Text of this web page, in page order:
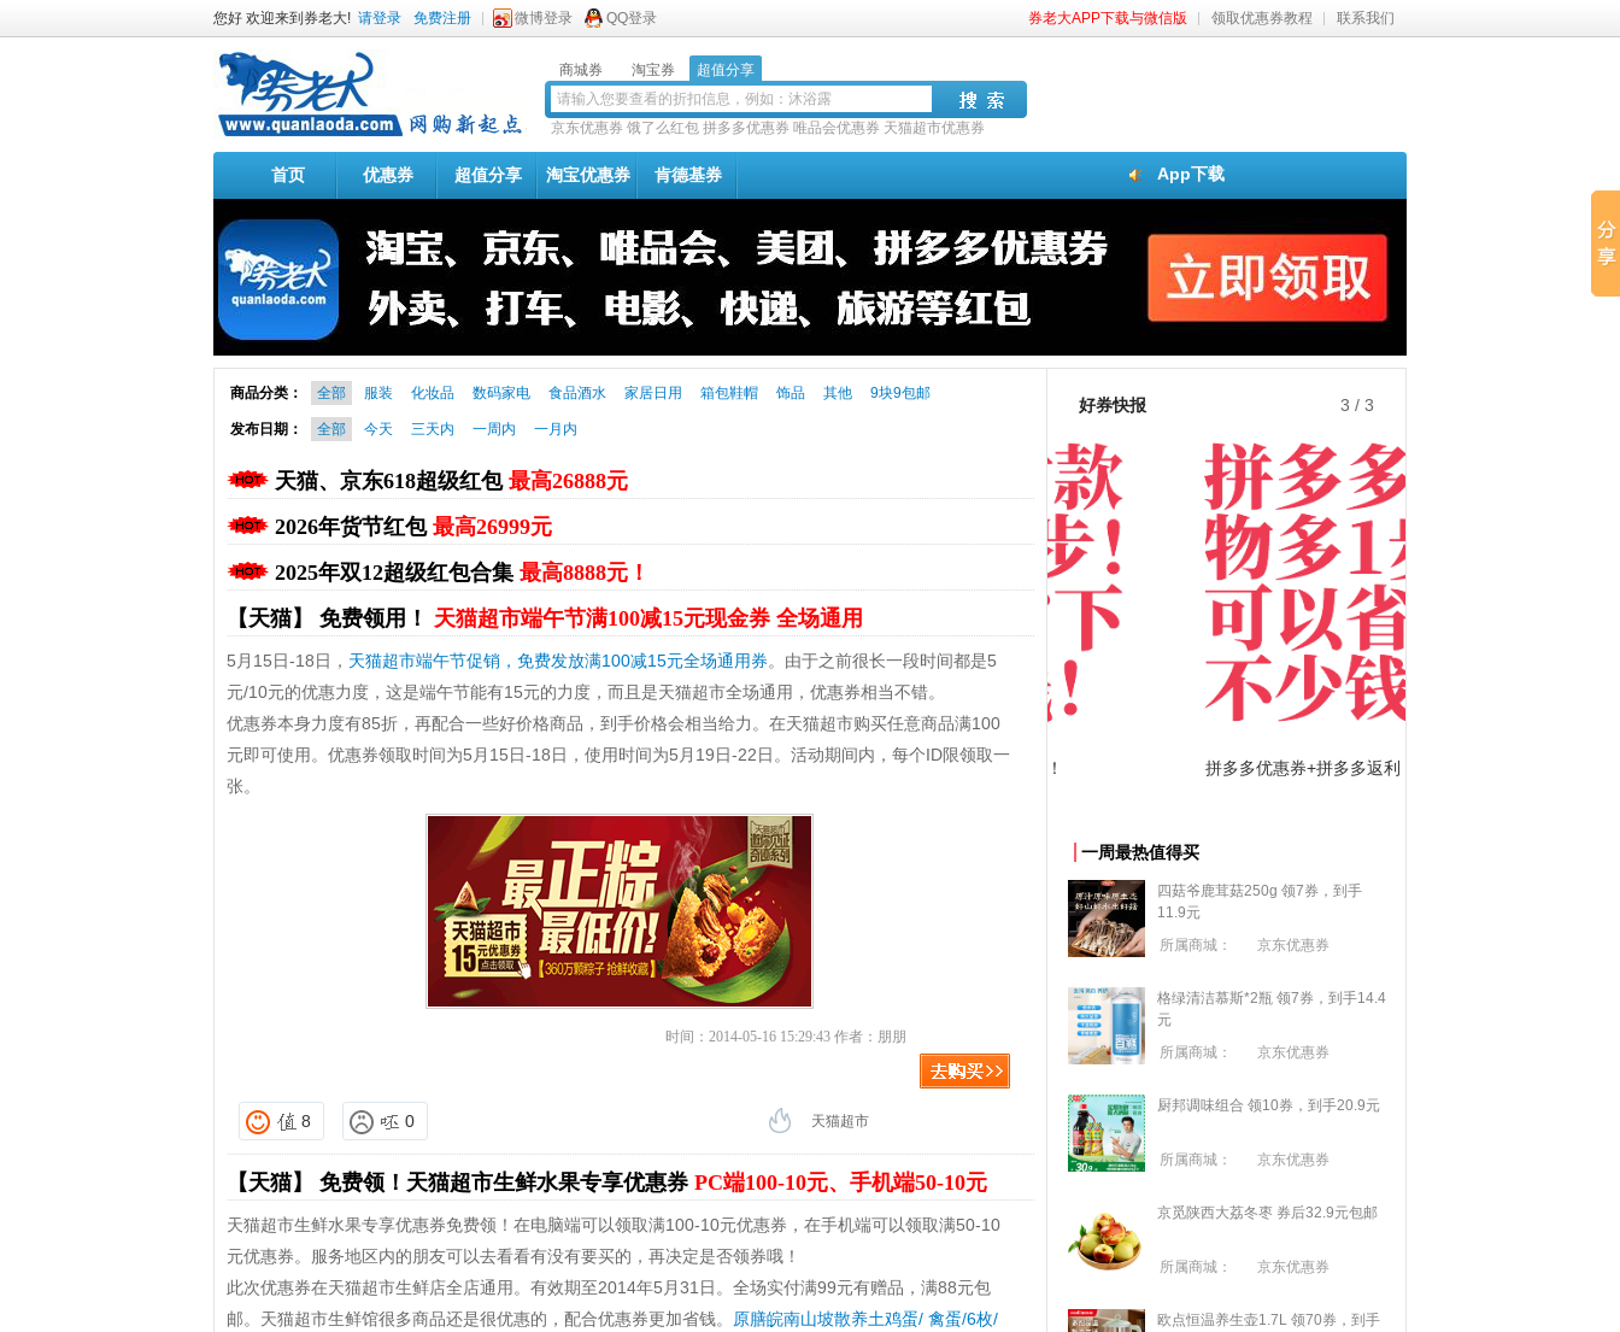
您好 欢迎来到券老大! 请登录 免费注册 微博登录 QQ登录 券老大APP下载与微信版 领取优惠券教程 联系我们
商城券 淘宝券 超值分享
京东优惠券 饿了么红包 拼多多优惠券 唯品会优惠券 天猫超市优惠券
App下载
首页 优惠券 超值分享 淘宝优惠券 肯德基券
商品分类： 全部 服装 化妆品 数码家电 食品酒水 家居日用 箱包鞋帽 饰品 其他 9块9包邮
发布日期： 全部 今天 三天内 一周内 一月内
天猫、京东618超级红包 最高26888元
2026年货节红包 最高26999元
2025年双12超级红包合集 最高8888元！
【天猫】 免费领用！ 天猫超市端午节满100减15元现金券 全场通用
5月15日-18日， 天猫超市端午节促销，免费发放满100减15元全场通用券。由于之前很长一段时间都是5
元/10元的优惠力度，这是端午节能有15元的力度，而且是天猫超市全场通用，优惠券相当不错。
优惠券本身力度有85折，再配合一些好价格商品，到手价格会相当给力。在天猫超市购买任意商品满100
元即可使用。优惠券领取时间为5月15日-18日，使用时间为5月19日-22日。活动期间内，每个ID限领取一
张。
时间：2014-05-16 15:29:43 作者：朋朋
8 0 天猫超市
【天猫】 免费领！天猫超市生鲜水果专享优惠券 PC端100-10元、手机端50-10元
天猫超市生鲜水果专享优惠券免费领！在电脑端可以领取满100-10元优惠券，在手机端可以领取满50-10
元优惠券。服务地区内的朋友可以去看看有没有要买的，再决定是否领券哦！
此次优惠券在天猫超市生鲜店全店通用。有效期至2014年5月31日。全场实付满99元有赠品，满88元包
邮。天猫超市生鲜馆很多商品还是很优惠的，配合优惠券更加省钱。
原膳皖南山坡散养土鸡蛋/ 禽蛋/6枚/
好券快报 3 / 3
淘宝优惠券+淘宝返利 京东优惠券与京东返利红包！ 拼多多优惠券+拼多多返利
一周最热值得买
四菇爷鹿茸菇250g 领7券，到手
11.9元
所属商城：
京东优惠券
格绿清洁慕斯*2瓶 领7券，到手14.4
元
所属商城：
京东优惠券
厨邦调味组合 领10券，到手20.9元
所属商城： 京东优惠券
京觅陕西大荔冬枣 券后32.9元包邮
所属商城： 京东优惠券
欧点恒温养生壶1.7L 领70券，到手